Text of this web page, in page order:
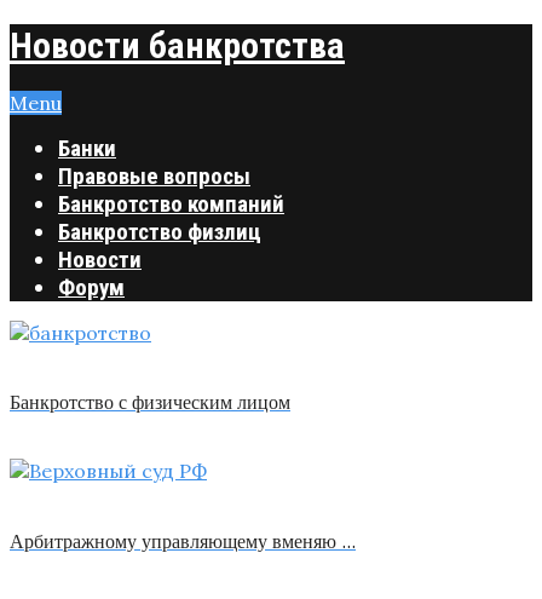
Новости банкротства
Menu
Банки
Правовые вопросы
Банкротство компаний
Банкротство физлиц
Новости
Форум
Банкротство с физическим лицом
Арбитражному управляющему вменяю …